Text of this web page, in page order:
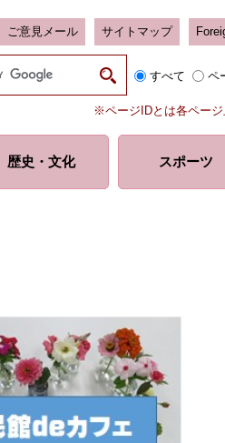
ご意見メール サイトマップ
すべて ペ
※ページIDとは各ページ
歴史・ 文化 スポーツ